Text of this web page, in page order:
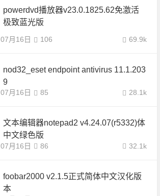
powerdvd播放器v23.0.1825.62免激活
极致蓝光版
07月16日 69.9k
106
nod32_eset endpoint antivirus 11.1.203
9
07月16日 28.1k
85
文本编辑器notepad2 v4.24.07(r5332)体
中文绿色版
07月16日 32.1k
86
foobar2000 v2.1.5正式简体中文汉化版
本